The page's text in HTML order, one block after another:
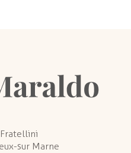
sur Marne